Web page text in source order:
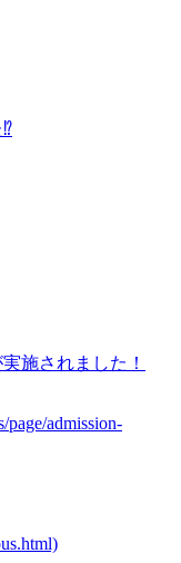
施されました！
page/admission-